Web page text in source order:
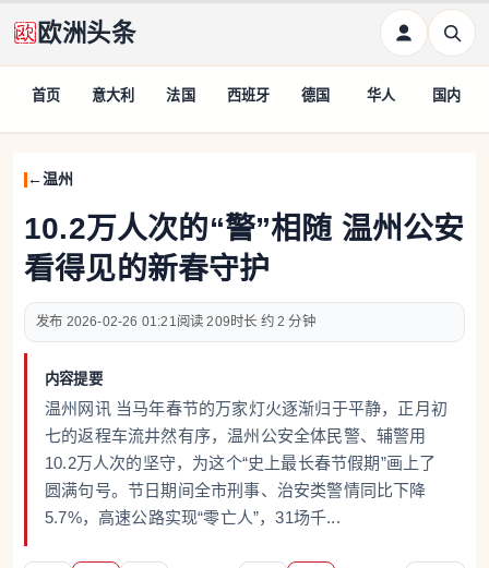
欧洲头条
首页 意大利 法国 西班牙 德国 华人 国内
温州
10.2万人次的“警”相随 温州公安
看得见的新春守护
2026-02-26 01:21 209 约 2 分钟
内容提要
温州网讯 当马年春节的万家灯火逐渐归于平静，正月初
七的返程车流井然有序，温州公安全体民警、辅警用
10.2万人次的坚守，为这个“史上最长春节假期”画上了
圆满句号。节日期间全市刑事、治安类警情同比下降
5.7%，高速公路实现“零亡人”，31场千...